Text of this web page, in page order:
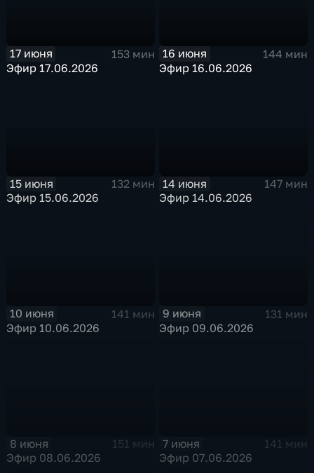
17 июня
153 мин
Эфир 17.06.2026
16 июня
144 мин
Эфир 16.06.2026
15 июня
132 мин
Эфир 15.06.2026
14 июня
147 мин
Эфир 14.06.2026
10 июня
141 мин
Эфир 10.06.2026
9 июня
131 мин
Эфир 09.06.2026
8 июня
151 мин
Эфир 08.06.2026
7 июня
141 мин
Эфир 07.06.2026